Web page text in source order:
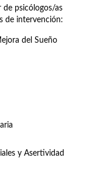
psicólogos/as
de intervención:
del Sueño
y Asertividad